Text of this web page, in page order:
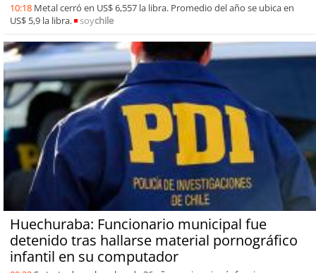
10:18 Metal cerró en US$ 6,557 la libra. Promedio del año se ubica en
US$ 5,9 la libra.
soychile
Huechuraba: Funcionario municipal fue
detenido tras hallarse material pornográfico
infantil en su computador